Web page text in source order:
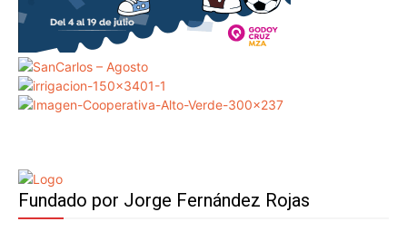
Fundado por Jorge Fernández Rojas